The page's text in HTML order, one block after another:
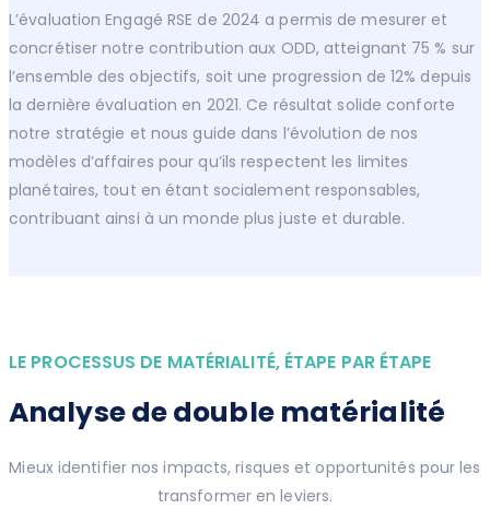
L’évaluation Engagé RSE de 2024 a permis de mesurer et
concrétiser notre contribution aux ODD, atteignant 75 % sur
l’ensemble des objectifs, soit une progression de 12% depuis
la dernière évaluation en 2021. Ce résultat solide conforte
notre stratégie et nous guide dans l’évolution de nos
modèles d’affaires pour qu’ils respectent les limites
planétaires, tout en étant socialement responsables,
contribuant ainsi à un monde plus juste et durable.
LE PROCESSUS DE MATÉRIALITÉ, ÉTAPE PAR ÉTAPE
Analyse de double matérialité
Mieux identifier nos impacts, risques et opportunités pour les
transformer en leviers.